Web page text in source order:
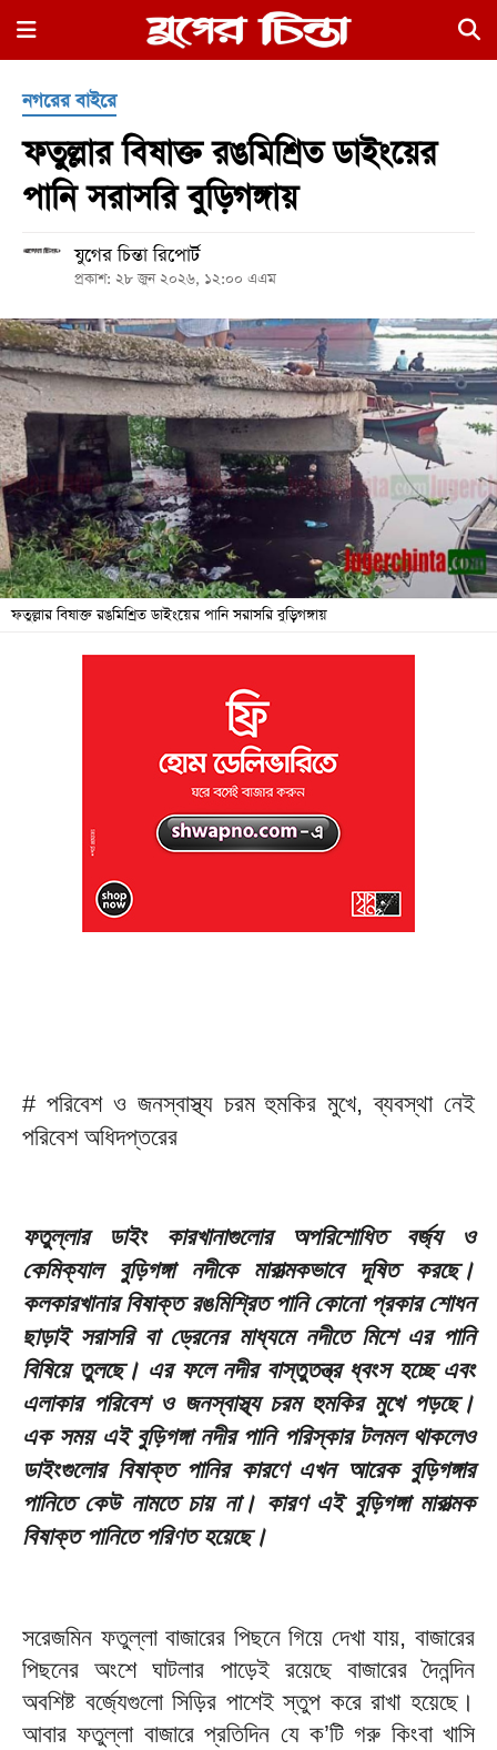
×
রাজনীতি
নগর
জুড়ে
নগরের
বাইরে
আদালতপাড়া
জনদুর্ভোগ
বিশেষ
সংবাদ
নগরের বাইরে
ফতুল্লার বিষাক্ত রঙমিশ্রিত ডাইংয়ের
পানি সরাসরি বুড়িগঙ্গায়
যুগের চিন্তা রিপোর্ট
প্রকাশ: ২৮ জুন ২০২৬, ১২:০০ এএম
ফতুল্লার বিষাক্ত রঙমিশ্রিত ডাইংয়ের পানি সরাসরি বুড়িগঙ্গায়
‎# পরিবেশ ও জনস্বাস্থ্য চরম হুমকির মুখে, ব্যবস্থা নেই
পরিবেশ অধিদপ্তরের
ফতুল্লার ডাইং কারখানাগুলোর অপরিশোধিত বর্জ্য ও
কেমিক্যাল বুড়িগঙ্গা নদীকে মারাত্মকভাবে দূষিত করছে।
কলকারখানার বিষাক্ত রঙমিশ্রিত পানি কোনো প্রকার শোধন
ছাড়াই সরাসরি বা ড্রেনের মাধ্যমে নদীতে মিশে এর পানি
বিষিয়ে তুলছে। এর ফলে নদীর বাস্তুতন্ত্র ধ্বংস হচ্ছে এবং
এলাকার পরিবেশ ও জনস্বাস্থ্য চরম হুমকির মুখে পড়ছে।
এক সময় এই বুড়িগঙ্গা নদীর পানি পরিস্কার টলমল থাকলেও
ডাইংগুলোর বিষাক্ত পানির কারণে এখন আরেক বুড়িগঙ্গার
পানিতে কেউ নামতে চায় না। কারণ এই বুড়িগঙ্গা মারাত্মক
বিষাক্ত পানিতে পরিণত হয়েছে।
‎সরেজমিন ফতুল্লা বাজারের পিছনে গিয়ে দেখা যায়, বাজারের
পিছনের অংশে ঘাটলার পাড়েই রয়েছে বাজারের দৈনন্দিন
অবশিষ্ট বর্জ্যেগুলো সিড়ির পাশেই স্তুপ করে রাখা হয়েছে।
আবার ফতুল্লা বাজারে প্রতিদিন যে ক’টি গরু কিংবা খাসি